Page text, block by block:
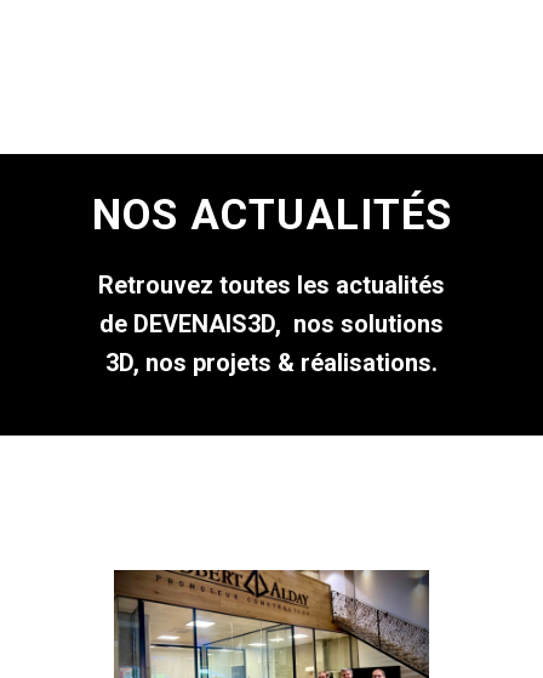
NOS ACTUALITÉS
Retrouvez toutes les actualités
de DEVENAIS3D, nos solutions
3D, nos projets & réalisations.